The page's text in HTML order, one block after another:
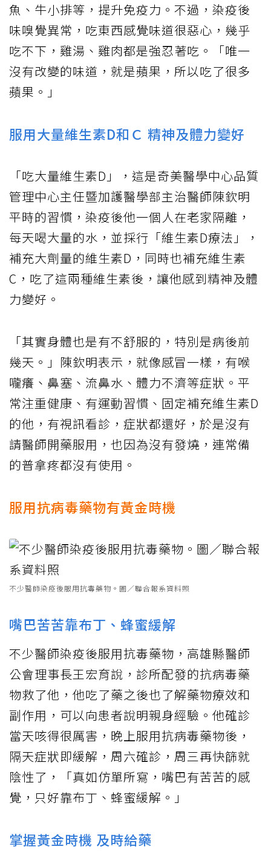
魚、牛小排等，提升免疫力。不過，染疫後
味嗅覺異常，吃東西感覺味道很惡心，幾乎
吃不下，雞湯、雞肉都是強忍著吃。「唯一
沒有改變的味道，就是蘋果，所以吃了很多
蘋果。」
服用大量維生素D和Ｃ 精神及體力變好
「吃大量維生素D」，這是奇美醫學中心品質
管理中心主任暨加護醫學部主治醫師陳欽明
平時的習慣，染疫後他一個人在老家隔離，
每天喝大量的水，並採行「維生素D療法」，
補充大劑量的維生素D，同時也補充維生素
C，吃了這兩種維生素後，讓他感到精神及體
力變好。
「其實身體也是有不舒服的，特別是病後前
幾天。」陳欽明表示，就像感冒一樣，有喉
嚨癢、鼻塞、流鼻水、體力不濟等症狀。平
常注重健康、有運動習慣、固定補充維生素D
的他，有視訊看診，症狀都還好，於是沒有
請醫師開藥服用，也因為沒有發燒，連常備
的普拿疼都沒有使用。
服用抗病毒藥物有黃金時機
不少醫師染疫後服用抗毒藥物。圖／聯合報系資料照
嘴巴苦苦靠布丁、蜂蜜緩解
不少醫師染疫後服用抗毒藥物，高雄縣醫師
公會理事長王宏育說，診所配發的抗病毒藥
物救了他，他吃了藥之後也了解藥物療效和
副作用，可以向患者說明親身經驗。他確診
當天咳得很厲害，晚上服用抗病毒藥物後，
隔天症狀即緩解，周六確診，周三再快篩就
陰性了，「真如仿單所寫，嘴巴有苦苦的感
覺，只好靠布丁、蜂蜜緩解。」
掌握黃金時機 及時給藥